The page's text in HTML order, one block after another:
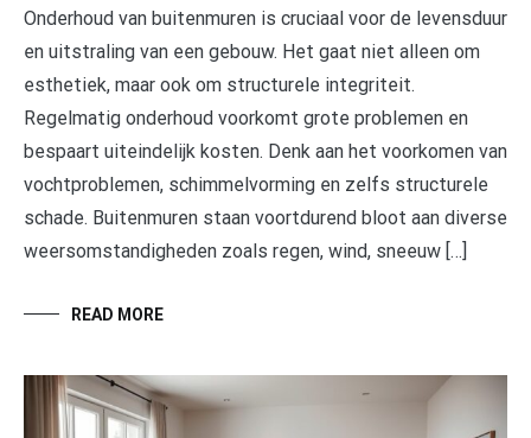
Onderhoud van buitenmuren is cruciaal voor de levensduur
en uitstraling van een gebouw. Het gaat niet alleen om
esthetiek, maar ook om structurele integriteit.
Regelmatig onderhoud voorkomt grote problemen en
bespaart uiteindelijk kosten. Denk aan het voorkomen van
vochtproblemen, schimmelvorming en zelfs structurele
schade. Buitenmuren staan voortdurend bloot aan diverse
weersomstandigheden zoals regen, wind, sneeuw […]
READ MORE